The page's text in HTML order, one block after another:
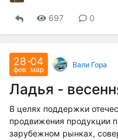
697 0
28
фев
04
мар
Вали Гора
Ладья -
В целях поддержки
продвижения продукции
зарубежном рынках,